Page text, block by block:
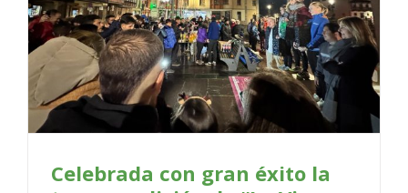
Celebrada con gran éxito la